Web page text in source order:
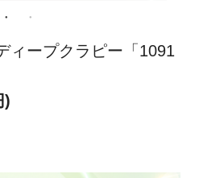
ィープクラピー「1091
)